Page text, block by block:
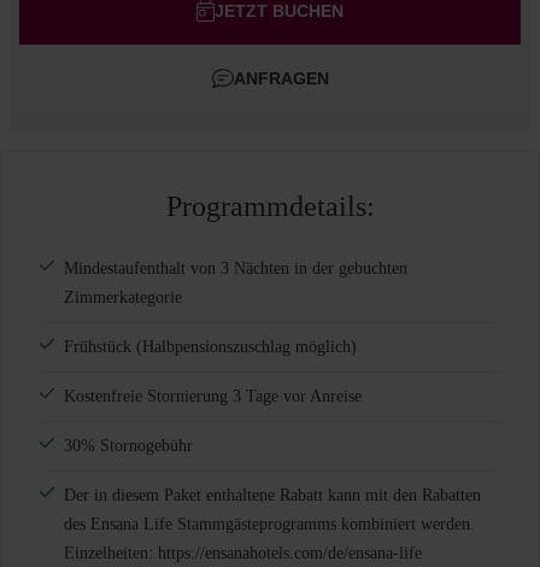
Kinder
JETZT BUCHEN
ANFRAGEN
Programmdetails:
Mindestaufenthalt von 3 Nächten in der gebuchten
Zimmerkategorie
Frühstück (Halbpensionszuschlag möglich)
Kostenfreie Stornierung 3 Tage vor Anreise
30% Stornogebühr
Der in diesem Paket enthaltene Rabatt kann mit den Rabatten
des Ensana Life Stammgästeprogramms kombiniert werden.
Einzelheiten: https://ensanahotels.com/de/ensana-life